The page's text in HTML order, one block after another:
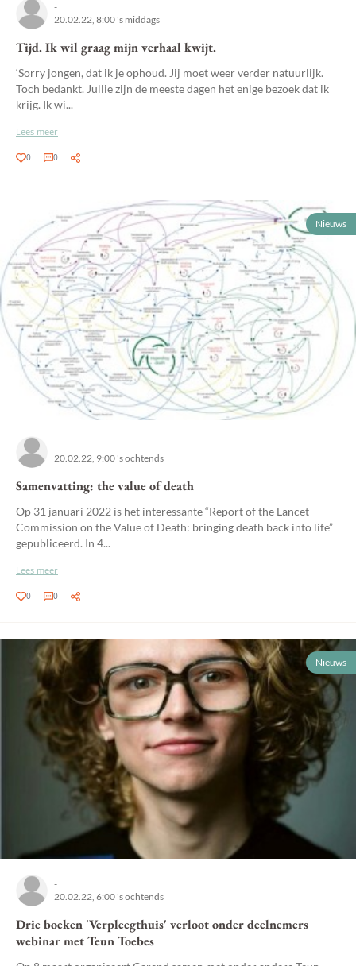
-
20.02.22, 8:00 's middags
Tijd. Ik wil graag mijn verhaal kwijt.
‘Sorry jongen, dat ik je ophoud. Jij moet weer verder natuurlijk.
Toch bedankt. Jullie zijn de meeste dagen het enige bezoek dat ik
krijg. Ik wi...
Lees meer
0 0
Nieuws
-
20.02.22, 9:00 's ochtends
Samenvatting: the value of death
Op 31 januari 2022 is het interessante “Report of the Lancet
Commission on the Value of Death: bringing death back into life”
gepubliceerd. In 4...
Lees meer
0 0
Nieuws
-
20.02.22, 6:00 's ochtends
Drie boeken 'Verpleegthuis' verloot onder deelnemers
webinar met Teun Toebes